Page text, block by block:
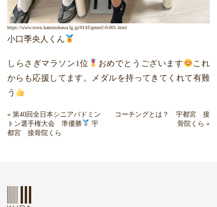
https://www.town.kaminokawa.lg.jp/0143/genre2-0-001.html
小口季央人くん
しらさぎマラソン1位 おめでとうございます
これ
からも応援してます。メダルを持ってきてくれて有難
う
« 第40回全日本シニアバドミン
トン選手権大会 準優勝
宇
都宮 接骨院くら
コーチングとは？ 宇都宮 接
骨院くら »